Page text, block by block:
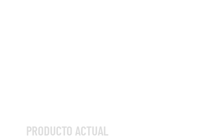
PRODUCTO ACTUAL